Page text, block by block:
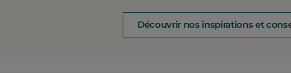
Découvrir nos inspirations et